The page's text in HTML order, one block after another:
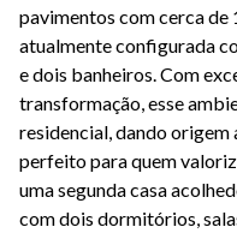
pavimentos com cerca de
atualmente configurada
e dois banheiros. Com
transformação, esse
residencial, dando origem
perfeito para quem
uma segunda casa
com dois dormitórios,